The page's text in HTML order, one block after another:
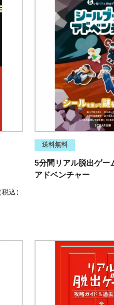
税込
送料無料
5分間リアル脱出ゲー
アドベンチャー